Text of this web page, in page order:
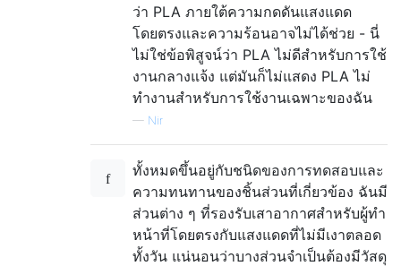
ว่า PLA ภายใต้ความกดดันแสงแดด
โดยตรงและความร้อนอาจไม่ได้ช่วย - นี่
ไม่ใช่ข้อพิสูจน์ว่า PLA ไม่ดีสำหรับการใช้
งานกลางแจ้ง แต่มันก็ไม่แสดง PLA ไม่
ทำงานสำหรับการใช้งานเฉพาะของฉัน
— Nir
ทั้งหมดขึ้นอยู่กับชนิดของการทดสอบและ
ความทนทานของชิ้นส่วนที่เกี่ยวข้อง ฉันมี
ส่วนต่าง ๆ ที่รองรับเสาอากาศสำหรับผู้ทำ
หน้าที่โดยตรงกับแสงแดดที่ไม่มีเงาตลอด
ทั้งวัน แน่นอนว่าบางส่วนจำเป็นต้องมีวัสดุ